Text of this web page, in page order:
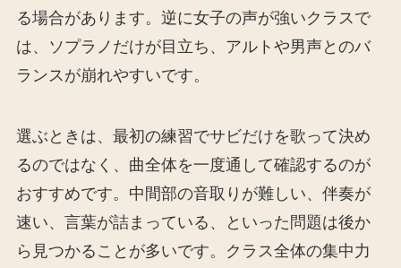
る場合があります。逆に女子の声が強いクラスで
は、ソプラノだけが目立ち、アルトや男声とのバ
ランスが崩れやすいです。
選ぶときは、最初の練習でサビだけを歌って決め
るのではなく、曲全体を一度通して確認するのが
おすすめです。中間部の音取りが難しい、伴奏が
速い、言葉が詰まっている、といった問題は後か
ら見つかることが多いです。クラス全体の集中力